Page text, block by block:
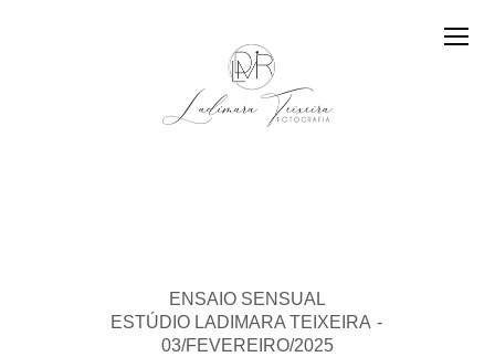
ENSAIO SENSUAL
ESTÚDIO LADIMARA TEIXEIRA
03/FEVEREIRO/2025